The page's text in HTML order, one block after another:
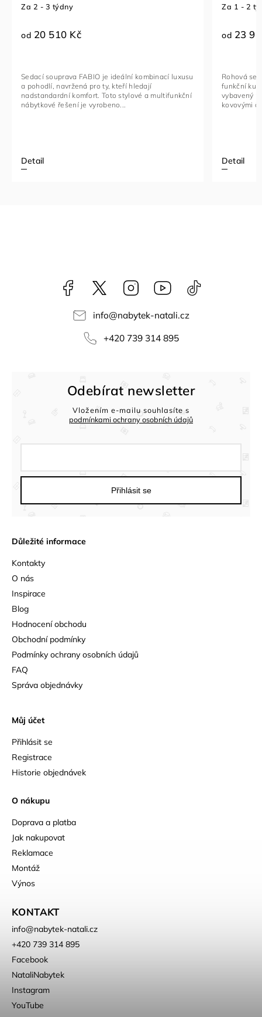
Za 2 - 3 týdny
od 20 510 Kč
Detail
Sedací souprava FABIO je ideální kombinací luxusu
a pohodlí, navržená pro ty, kteří hledají
nadstandardní komfort. Toto stylové a multifunkční
nábytkové řešení je vyrobeno...
Za 1 - 2
od 23
Detail
Rohová
funkční kus
vybavený
kovovými
Facebook NataliNabytek
Instagram YouTube
info@nabytek-natali.cz
+420 739 314 895
Důležité informace
Kontakty
O nás
Inspirace
Blog
Hodnocení obchodu
Obchodní podmínky
Podmínky ochrany osobních údajů
FAQ
Správa objednávky
Můj účet
Přihlásit se
Registrace
Historie objednávek
O nákupu
Doprava a platba
Jak nakupovat
Reklamace
Montáž
Výnos
KONTAKT
info@nabytek-natali.cz
+420 739 314 895
Facebook
NataliNabytek
Instagram
YouTube
Odebírat newsletter
Vložením e-mailu souhlasíte s
podmínkami ochrany osobních údajů
Přihlásit se